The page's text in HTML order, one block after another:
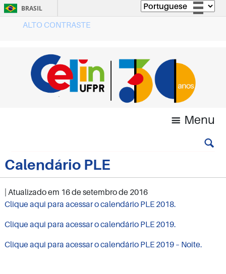
BRASIL
Acesso à informação
Legislação
Canais
ALTO CONTRASTE
Menu
Calendário PLE
| Atualizado em 16 de setembro de 2016
Clique aqui para acessar o calendário PLE 2018.
Clique aqui para acessar o calendário PLE 2019.
Clique aqui para acessar o calendário PLE 2019 – Noite.